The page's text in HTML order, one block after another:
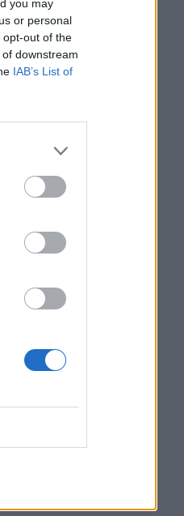
you may
or personal
opt-out of the
downstream
IAB’s List of